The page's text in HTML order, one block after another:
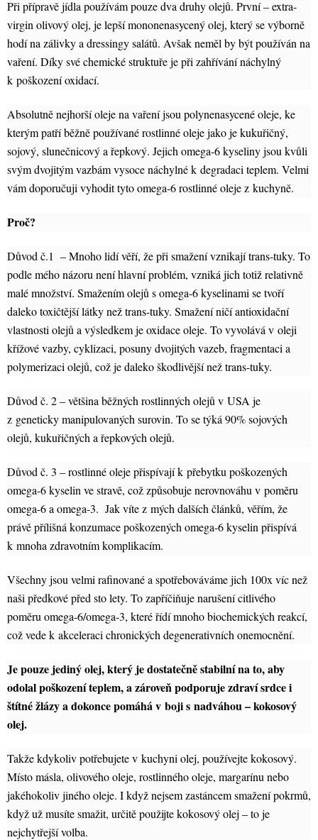
Při přípravě jídla používám pouze dva druhy olejů. První – extra-
virgin olivový olej, je lepší mononenasycený olej, který se výborně
hodí na zálivky a dressingy salátů. Avšak neměl by být používán na
vaření. Díky své chemické struktuře je při zahřívání náchylný
k poškození oxidací.
Absolutně nejhorší oleje na vaření jsou polynenasycené oleje, ke
kterým patří běžně používané rostlinné oleje jako je kukuřičný,
sojový, slunečnicový a řepkový. Jejich omega-6 kyseliny jsou kvůli
svým dvojitým vazbám vysoce náchylné k degradaci teplem. Velmi
vám doporučuji vyhodit tyto omega-6 rostlinné oleje z kuchyně.
Proč?
Důvod č.1 – Mnoho lidí věří, že při smažení vznikají trans-tuky. To
podle mého názoru není hlavní problém, vzniká jich totiž relativně
malé množství. Smažením olejů s omega-6 kyselinami se tvoří
daleko toxičtější látky než trans-tuky. Smažení ničí antioxidační
vlastnosti olejů a výsledkem je oxidace oleje. To vyvolává v oleji
křížové vazby, cyklizaci, posuny dvojitých vazeb, fragmentaci a
polymerizaci olejů, což je daleko škodlivější než trans-tuky.
Důvod č. 2 – většina běžných rostlinných olejů v USA je
z geneticky manipulovaných surovin. To se týká 90% sojových
olejů, kukuřičných a řepkových olejů.
Důvod č. 3 – rostlinné oleje přispívají k přebytku poškozených
omega-6 kyselin ve stravě, což způsobuje nerovnováhu v poměru
omega-6 a omega-3. Jak víte z mých dalších článků, věřím, že
právě přílišná konzumace poškozených omega-6 kyselin přispívá
k mnoha zdravotním komplikacím.
Všechny jsou velmi rafinované a spotřebováváme jich 100x víc než
naši předkové před sto lety. To zapříčiňuje narušení citlivého
poměru omega-6/omega-3, které řídí mnoho biochemických reakcí,
což vede k akceleraci chronických degenerativních onemocnění.
Je pouze jediný olej, který je dostatečně stabilní na to, aby
odolal poškození teplem, a zároveň podporuje zdraví srdce i
štítné žlázy a dokonce pomáhá v boji s nadváhou – kokosový
olej.
Takže kdykoliv potřebujete v kuchyni olej, používejte kokosový.
Místo másla, olivového oleje, rostlinného oleje, margarínu nebo
jakéhokoliv jiného oleje. I když nejsem zastáncem smažení pokrmů,
když už musíte smažit, určitě použijte kokosový olej – to je
nejchytřejší volba.